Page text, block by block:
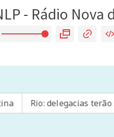
Rio: delegacias terão sala